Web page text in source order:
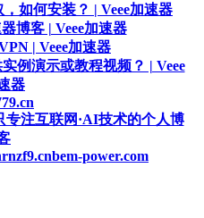
如何安装？ | Veee加速器
博客 | Veee加速器
| Veee加速器
例演示或教程视频？ | Veee
器
专注互联网·AI技术的个人博
bem-power.com